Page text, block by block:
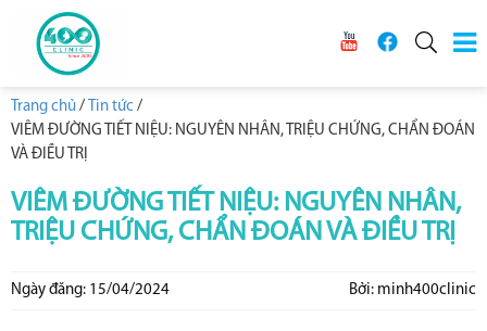
Trang chủ / Tin tức /
VIÊM ĐƯỜNG TIẾT NIỆU: NGUYÊN NHÂN, TRIỆU CHỨNG, CHẨN ĐOÁN
VÀ ĐIỀU TRỊ
VIÊM ĐƯỜNG TIẾT NIỆU: NGUYÊN NHÂN,
TRIỆU CHỨNG, CHẨN ĐOÁN VÀ ĐIỀU TRỊ
Ngày đăng: 15/04/2024 Bởi: minh400clinic